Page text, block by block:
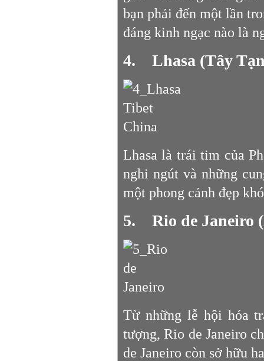
bạn phải đến một lần
đáng kinh ngạc nào là
4. Lhasa (Tây
Lhasa là trái tim của
nghi ngút và những
một phong cảnh đẹp
5. Rio de Janeiro
Từ những lễ hội hóa
tượng, Rio de Janeiro
de Janeiro còn sở hữu